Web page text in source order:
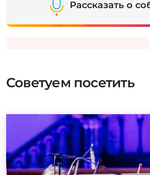
Рассказать о
Советуем посетить